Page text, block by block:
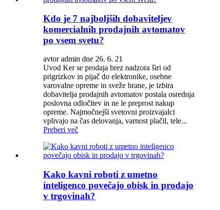
Kdo je 7 najboljših dobaviteljev
komercialnih prodajnih avtomatov
po vsem svetu?
avtor admin dne 26. 6. 21
Uvod Ker se prodaja brez nadzora širi od
prigrizkov in pijač do elektronike, osebne
varovalne opreme in sveže hrane, je izbira
dobavitelja prodajnih avtomatov postala osrednja
poslovna odločitev in ne le preprost nakup
opreme. Najmočnejši svetovni proizvajalci
vplivajo na čas delovanja, varnost plačil, tele...
Preberi več
Kako kavni roboti z umetno
inteligenco povečajo obisk in prodajo
v trgovinah?